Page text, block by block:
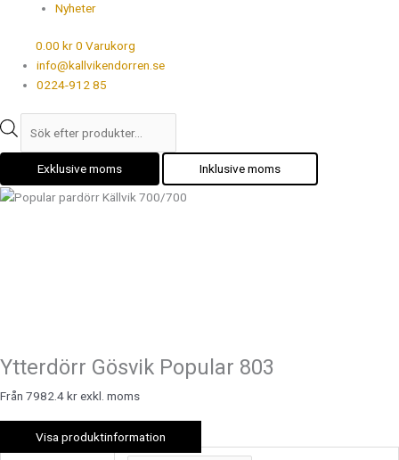
Nyheter
0.00 kr0 Varukorg
info@kallvikendorren.se
0224-912 85
Exklusive moms Inklusive moms
Ytterdörr Gösvik Popular 803
Från 7982.4 kr exkl. moms
Visa produktinformation